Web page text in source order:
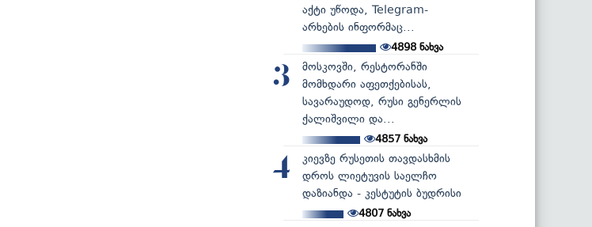
აქტი უწოდა, Telegram-
არხების ინფორმაც...
4898 ნახვა
3
მოსკოვში, რესტორანში
მომხდარი აფეთქებისას,
სავარაუდოდ, რუსი გენერლის
ქალიშვილი და...
4857ნახვა
4
კიევზე რუსეთის თავდასხმის
დროს ლიეტუვის საელჩო
დაზიანდა - კესტუტის ბუდრისი
4807ნახვა